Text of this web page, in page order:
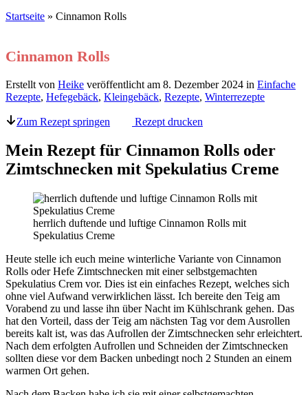
Startseite » Cinnamon Rolls
Cinnamon Rolls
Erstellt von Heike veröffentlicht am 8. Dezember 2024 in Einfache
Rezepte, Hefegebäck, Kleingebäck, Rezepte, Winterrezepte
Zum Rezept springen Rezept drucken
Mein Rezept für Cinnamon Rolls oder
Zimtschnecken mit Spekulatius Creme
herrlich duftende und luftige Cinnamon Rolls mit
Spekulatius Creme
Heute stelle ich euch meine winterliche Variante von Cinnamon
Rolls oder Hefe Zimtschnecken mit einer selbstgemachten
Spekulatius Crem vor. Dies ist ein einfaches Rezept, welches sich
ohne viel Aufwand verwirklichen lässt. Ich bereite den Teig am
Vorabend zu und lasse ihn über Nacht im Kühlschrank gehen. Das
hat den Vorteil, dass der Teig am nächsten Tag vor dem Ausrollen
bereits kalt ist, was das Aufrollen der Zimtschnecken sehr erleichtert.
Nach dem erfolgten Aufrollen und Schneiden der Zimtschnecken
sollten diese vor dem Backen unbedingt noch 2 Stunden an einem
warmen Ort gehen.